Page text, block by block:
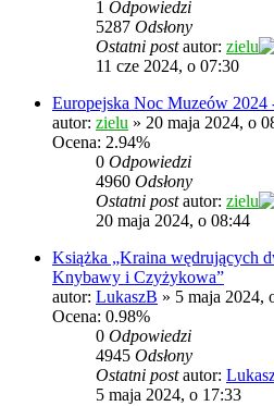
1 Odpowiedzi
5287 Odsłony
Ostatni postautor: zielu
11 cze 2024, o 07:30
Europejska Noc Muzeów 2024
autor: zielu » 20 maja 2024, o
Ocena: 2.94%
0 Odpowiedzi
4960 Odsłony
Ostatni postautor: zielu
20 maja 2024, o 08:44
Książka „Kraina wędrujących
Knybawy i Czyżykowa”
autor: LukaszB » 5 maja 2024,
Ocena: 0.98%
0 Odpowiedzi
4945 Odsłony
Ostatni postautor:
5 maja 2024, o 17:33